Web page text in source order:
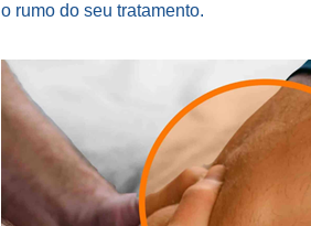
o rumo do seu tratamento.